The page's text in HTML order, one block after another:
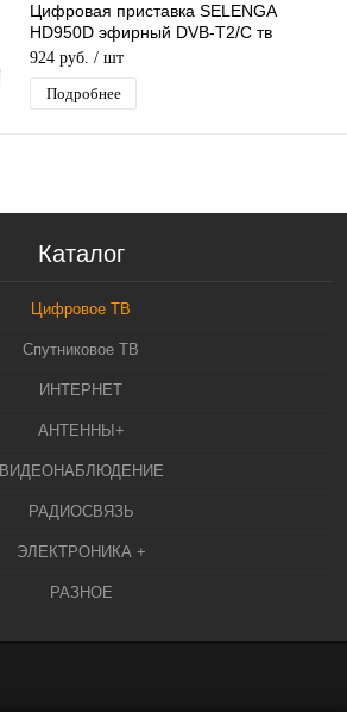
Цифровая приставка SELENGA
HD950D эфирный DVB-T2/C тв
ресивер, тюнер бесплатного IPTV,
медиаплеер
924 руб. / шт
Подробнее
Каталог
Цифровое ТВ
Спутниковое ТВ
ИНТЕРНЕТ
АНТЕННЫ+
ВИДЕОНАБЛЮДЕНИЕ
РАДИОСВЯЗЬ
ЭЛЕКТРОНИКА +
РАЗНОЕ